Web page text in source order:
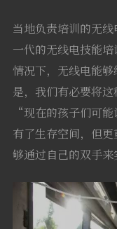
当地负责培训的无
一代的无线电技能
情况下，无线电能
是，我们有必要将这
“现在的孩子们可
有了生存空间，但
够通过自己的双手